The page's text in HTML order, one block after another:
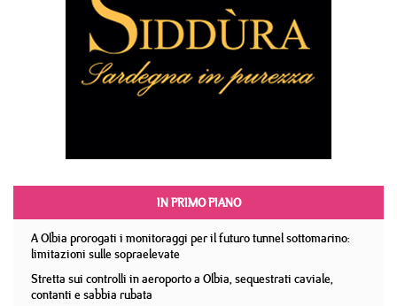
IN PRIMO PIANO
A Olbia prorogati i monitoraggi per il futuro tunnel sottomarino:
limitazioni sulle sopraelevate
Stretta sui controlli in aeroporto a Olbia, sequestrati caviale,
contanti e sabbia rubata